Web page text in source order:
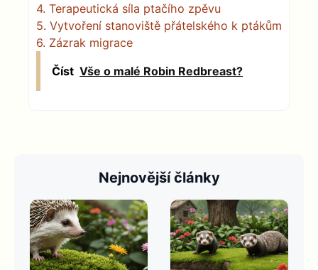
4. Terapeutická síla ptačího zpěvu
5. Vytvoření stanoviště přátelského k ptákům
6. Zázrak migrace
Číst Vše o malé Robin Redbreast?
Nejnovější články